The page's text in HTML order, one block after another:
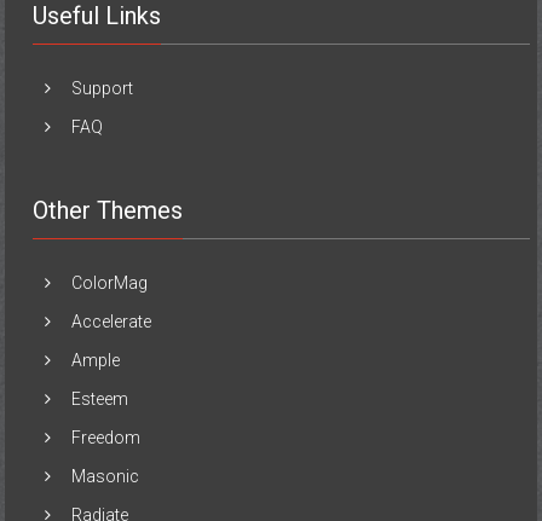
Useful Links
Support
FAQ
Other Themes
ColorMag
Accelerate
Ample
Esteem
Freedom
Masonic
Radiate